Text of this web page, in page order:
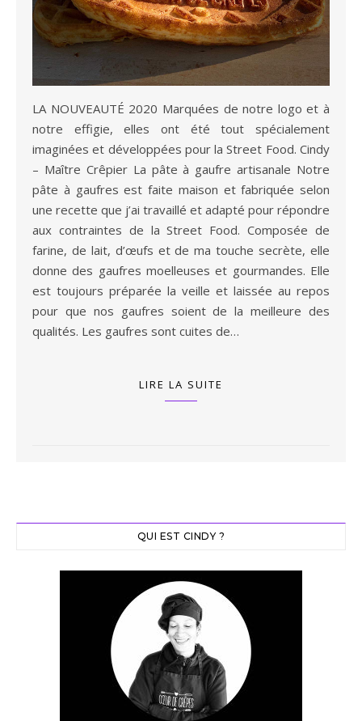
LA NOUVEAUTÉ 2020 Marquées de notre logo et à
notre effigie, elles ont été tout spécialement
imaginées et développées pour la Street Food. Cindy
– Maître Crêpier La pâte à gaufre artisanale Notre
pâte à gaufres est faite maison et fabriquée selon
une recette que j’ai travaillé et adapté pour répondre
aux contraintes de la Street Food. Composée de
farine, de lait, d’œufs et de ma touche secrète, elle
donne des gaufres moelleuses et gourmandes. Elle
est toujours préparée la veille et laissée au repos
pour que nos gaufres soient de la meilleure des
qualités. Les gaufres sont cuites de…
LIRE LA SUITE
QUI EST CINDY ?